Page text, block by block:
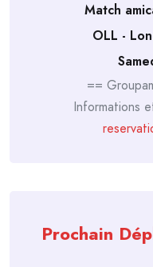
Match
OLL -
==
Informations
Prochain